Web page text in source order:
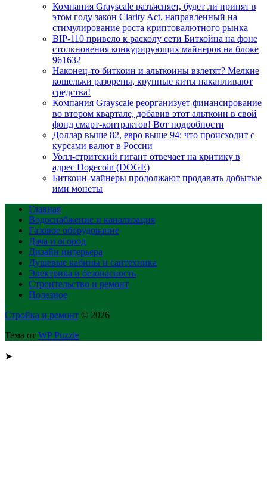
Компания Grayscale разъясняет, будет ли принят в
этом году закон Clarity Act, направленный на
стимулирование роста криптовалютного рынка
BIP-110 привело к расколу сети Биткойна на фоне
столкновения конкурирующих майнеров на блоке
961632
Наконец-то биткоин и альткоины взлетят? Мелкие
кошельки разорены, крупные киты накапливают
средства!
Компания Grayscale реорганизует финансирование
во втором квартале, добавив этот альткоин в свой
фонд смарт-контрактов! Вот подробности
Доллар выше 82, евро выше 94: что происходит с
курсами валют в России
Уолл-стритский гигант отвечает на критику в
адрес Dogecoin (DOGE)
Биткоин-майнеры продолжают продавать добытые
ими монеты
Главная
Водоснабжение и канализация
Газовое оборудование
Дача и огород
Дизайн интерьера
Душевые кабины и сантехника
Электрика и безопасность
Строительство и ремонт
Полезное
Стройка и ремонт © 2026
Тема от WP Puzzle
➤